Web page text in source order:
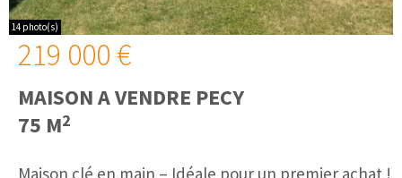
14 photo(s)
219 000 €
MAISON A VENDRE PECY
75 M2
Maison clé en main – Idéale pour un premier achat !